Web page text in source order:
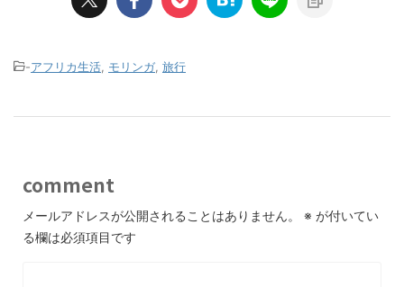
-アフリカ生活, モリンガ, 旅行
comment
メールアドレスが公開されることはありません。 ※ が付いてい
る欄は必須項目です